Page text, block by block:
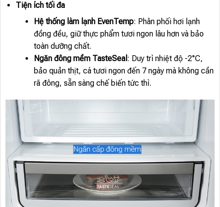
Tiện ích tối đa
Hệ thống làm lạnh EvenTemp: Phân phối hơi lạnh
đồng đều, giữ thực phẩm tươi ngon lâu hơn và bảo
toàn dưỡng chất.
Ngăn đông mềm TasteSeal : Duy trì nhiệt độ -2°C,
bảo quản thịt, cá tươi ngon đến 7 ngày mà không cần
rã đông, sẵn sàng chế biến tức thì.